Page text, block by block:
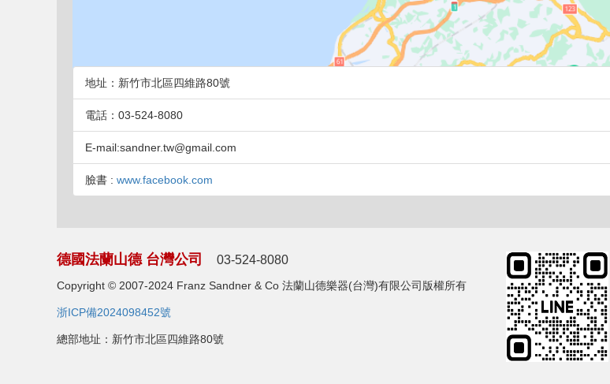
地址：新竹市北區四維路80號
電話：03-524-8080
E-mail:sandner.tw@gmail.com
臉書 : www.facebook.com
德國法蘭山德 台灣公司 03-524-8080
Copyright © 2007-2024 Franz Sandner & Co 法蘭山德樂器(台灣)有限公司版權所有
浙ICP備2024098452號
總部地址：新竹市北區四維路80號